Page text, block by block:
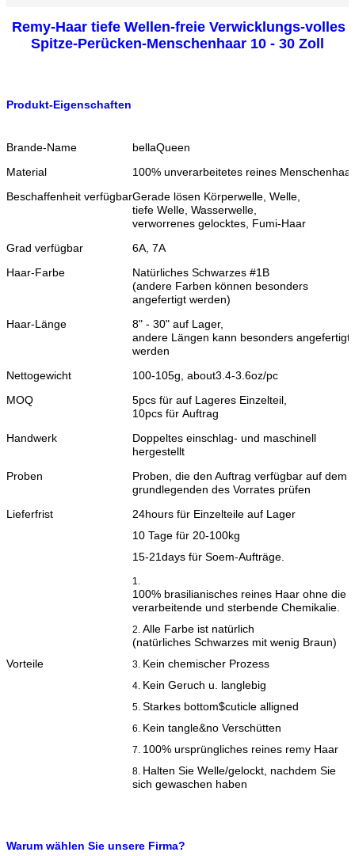
Remy-Haar tiefe Wellen-freie Verwicklungs-volles
Spitze-Perücken-Menschenhaar 10 - 30 Zoll
Produkt-Eigenschaften
Brande-Name
bellaQueen
Material
100% unverarbeitetes reines Menschenhaar
Beschaffenheit verfügbarGerade lösen Körperwelle, Welle,
tiefe Welle, Wasserwelle,
verworrenes gelocktes, Fumi-Haar
Grad verfügbar
6A, 7A
Haar-Farbe
Natürliches Schwarzes #1B
(andere Farben können besonders
angefertigt werden)
Haar-Länge
8" - 30" auf Lager,
andere Längen kann besonders angefertigt
werden
Nettogewicht
100-105g, about3.4-3.6oz/pc
MOQ
5pcs für auf Lageres Einzelteil,
10pcs für Auftrag
Handwerk
Doppeltes einschlag- und maschinell
hergestellt
Proben
Proben, die den Auftrag verfügbar auf dem
grundlegenden des Vorrates prüfen
Lieferfrist
24hours für Einzelteile auf Lager
10 Tage für 20-100kg
15-21days für Soem-Aufträge.
Vorteile
1.
100% brasilianisches reines Haar ohne die
verarbeitende und sterbende Chemikalie.
2. Alle Farbe ist natürlich
(natürliches Schwarzes mit wenig Braun)
3. Kein chemischer Prozess
4. Kein Geruch u. langlebig
5. Starkes bottom$cuticle alligned
6. Kein tangle&no Verschütten
7. 100% ursprüngliches reines remy Haar
8. Halten Sie Welle/gelockt, nachdem Sie
sich gewaschen haben
Warum wählen Sie unsere Firma?